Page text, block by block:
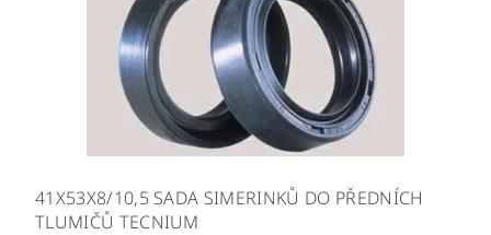
41X53X8/10,5 SADA SIMERINKŮ DO PŘEDNÍCH
TLUMIČŮ TECNIUM